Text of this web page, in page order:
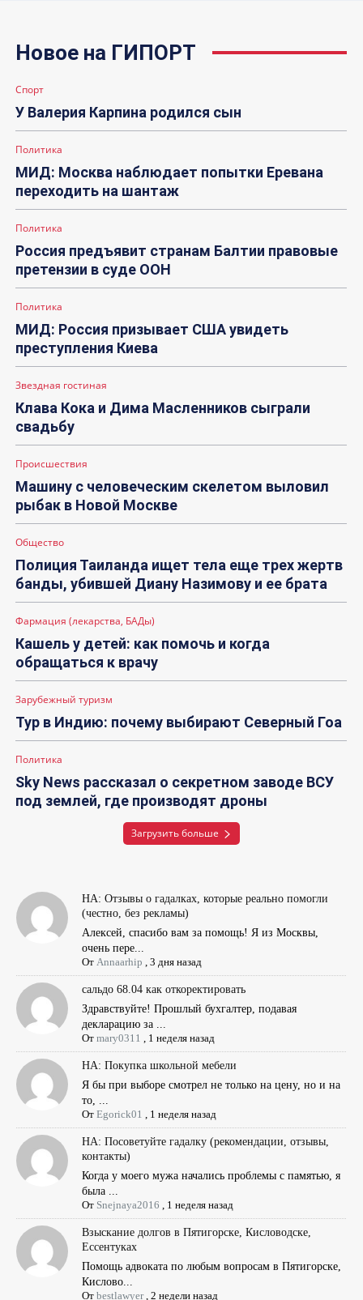
Новое на ГИПОРТ
Спорт
У Валерия Карпина родился сын
Политика
МИД: Москва наблюдает попытки Еревана
переходить на шантаж
Политика
Россия предъявит странам Балтии правовые
претензии в суде ООН
Политика
МИД: Россия призывает США увидеть
преступления Киева
Звездная гостиная
Клава Кока и Дима Масленников сыграли
свадьбу
Происшествия
Машину с человеческим скелетом выловил
рыбак в Новой Москве
Общество
Полиция Таиланда ищет тела еще трех жертв
банды, убившей Диану Назимову и ее брата
Фармация (лекарства, БАДы)
Кашель у детей: как помочь и когда
обращаться к врачу
Зарубежный туризм
Тур в Индию: почему выбирают Северный Гоа
Политика
Sky News рассказал о секретном заводе ВСУ
под землей, где производят дроны
Загрузить больше
НА: Отзывы о гадалках, которые реально помогли
(честно, без рекламы)
Алексей, спасибо вам за помощь! Я из Москвы,
очень пере...
От Annaarhip ,3 дня назад
сальдо 68.04 как откоректировать
Здравствуйте! Прошлый бухгалтер, подавая
декларацию за ...
Отmary0311 1 неделя назад
НА: Покупка школьной мебели
Я бы при выборе смотрел не только на цену, но и на
то, ...
ОтEgorick01 1 неделя назад
НА: Посоветуйте гадалку (рекомендации, отзывы,
контакты)
Когда у моего мужа начались проблемы с памятью, я
была ...
От Snejnaya2016 1 неделя назад
Взыскание долгов в Пятигорске, Кисловодске,
Ессентуках
Помощь адвоката по любым вопросам в Пятигорске,
Кислово...
Отbestlawyer,2 недели назад